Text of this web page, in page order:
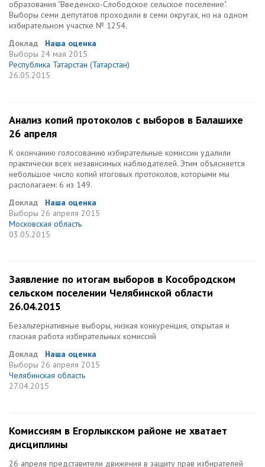
образования "Введенско-Слободское сельское поселение".
Выборы семи депутатов проходили в семи округах, но на одном
избирательном участке № 1254.
Доклад
Наша оценка
Выборы 24 мая 2015
Республика Татарстан (Татарстан)
26.05.2015
Анализ копий протоколов с выборов в Балашихе
26 апреля
К окончанию голосованию избирательные комиссии удалили
практически всех независимых наблюдателей. Этим объясняется
небольшое число копий итоговых протоколов, которыми мы
располагаем: 6 из 149.
Доклад
Наша оценка
Выборы 26 апреля 2015
Московская область
03.05.2015
Заявление по итогам выборов в Кособродском
сельском поселении Челябинской области
26.04.2015
Безальтернативные выборы, низкая конкуренция, открытая и
гласная работа избирательных комиссий
Доклад
Наша оценка
Выборы 26 апреля 2015
Челябинская область
27.04.2015
Комиссиям в Егорлыкском районе не хватает
дисциплины
26 апреля представители движения в защиту прав избирателей